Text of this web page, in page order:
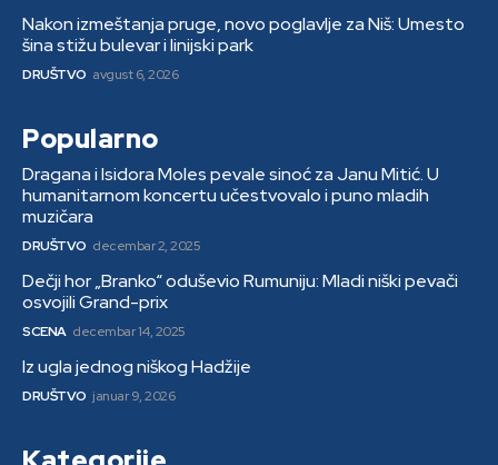
Nakon izmeštanja pruge, novo poglavlje za Niš: Umesto
šina stižu bulevar i linijski park
DRUŠTVO avgust 6, 2026
Popularno
Dragana i Isidora Moles pevale sinoć za Janu Mitić. U
humanitarnom koncertu učestvovalo i puno mladih
muzičara
DRUŠTVO decembar 2, 2025
Dečji hor „Branko“ oduševio Rumuniju: Mladi niški pevači
osvojili Grand-prix
SCENA decembar 14, 2025
Iz ugla jednog niškog Hadžije
DRUŠTVO januar 9, 2026